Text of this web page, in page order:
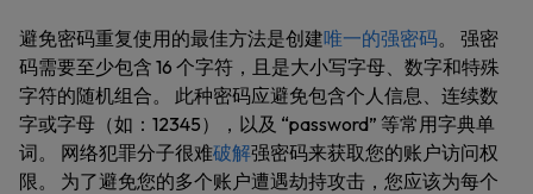
避免密码重复使用的最佳方法是创建唯一的强密码。 强密
码需要至少包含 16 个字符，且是大小写字母、数字和特殊
字符的随机组合。 此种密码应避免包含个人信息、连续数
字或字母（如：12345），以及 “password” 等常用字典单
词。 网络犯罪分子很难破解强密码来获取您的账户访问权
限。 为了避免您的多个账户遭遇劫持攻击，您应该为每个